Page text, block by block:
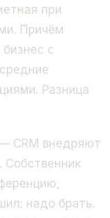
при
Причём
с
Разница
CRM внедряют
Собственник
надо брать.